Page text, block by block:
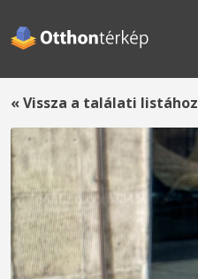
« Vissza a találati listához